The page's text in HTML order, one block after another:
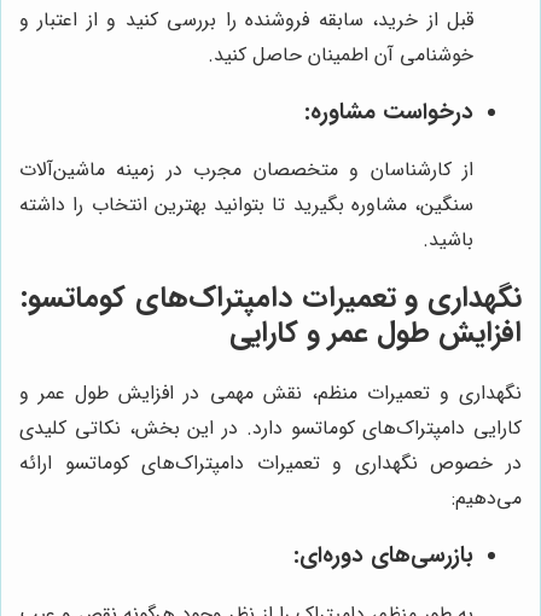
قبل از خرید، سابقه فروشنده را بررسی کنید و از اعتبار و
خوشنامی آن اطمینان حاصل کنید.
درخواست مشاوره:
از کارشناسان و متخصصان مجرب در زمینه ماشین‌آلات
سنگین، مشاوره بگیرید تا بتوانید بهترین انتخاب را داشته
باشید.
نگهداری و تعمیرات دامپتراک‌های کوماتسو:
افزایش طول عمر و کارایی
نگهداری و تعمیرات منظم، نقش مهمی در افزایش طول عمر و
کارایی دامپتراک‌های کوماتسو دارد. در این بخش، نکاتی کلیدی
در خصوص نگهداری و تعمیرات دامپتراک‌های کوماتسو ارائه
می‌دهیم:
بازرسی‌های دوره‌ای: